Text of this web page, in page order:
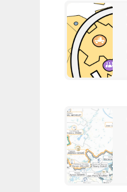
r
o
j
e
s
o
c
i